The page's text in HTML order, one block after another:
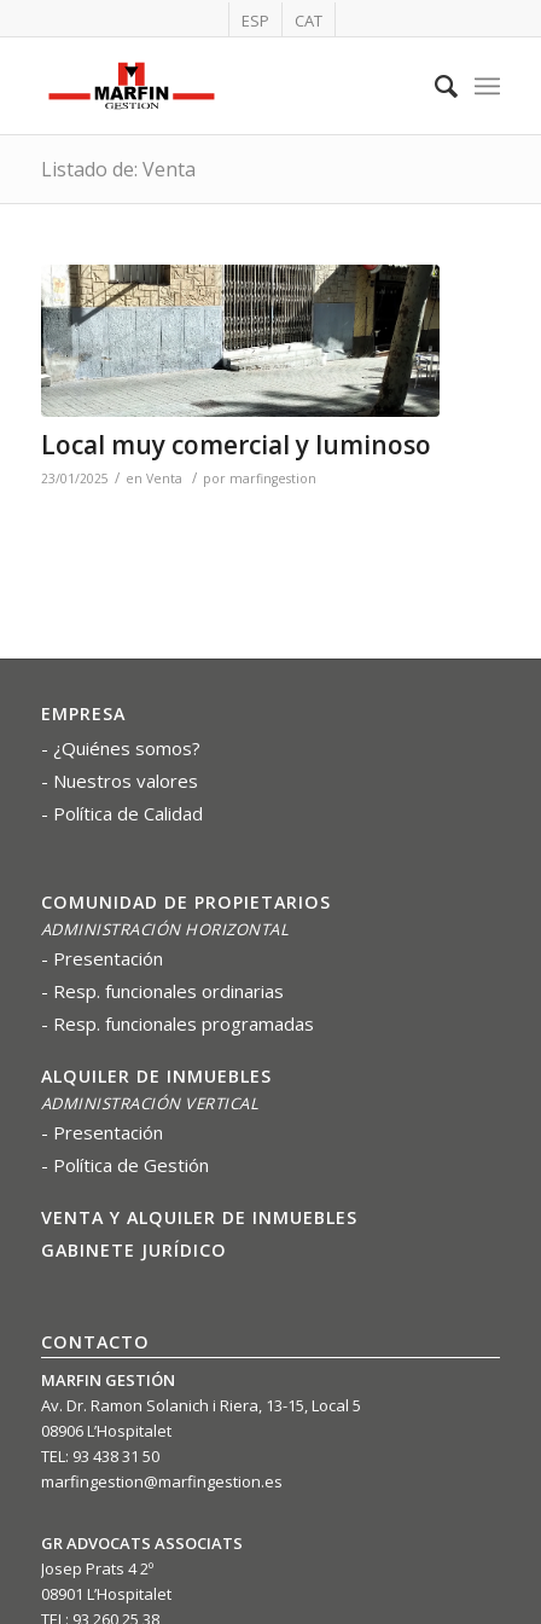
ESP CAT
Listado de: Venta
Local muy comercial y luminoso
23/01/2025 / en Venta / por marfingestion
EMPRESA
¿Quiénes somos?
Nuestros valores
Política de Calidad
COMUNIDAD DE PROPIETARIOS
ADMINISTRACIÓN HORIZONTAL
Presentación
Resp. funcionales ordinarias
Resp. funcionales programadas
ALQUILER DE INMUEBLES
ADMINISTRACIÓN VERTICAL
Presentación
Política de Gestión
VENTA Y ALQUILER DE INMUEBLES
GABINETE JURÍDICO
CONTACTO
MARFIN GESTIÓN
Av. Dr. Ramon Solanich i Riera, 13-15, Local 5
08906 L’Hospitalet
TEL: 93 438 31 50
marfingestion@marfingestion.es
GR ADVOCATS ASSOCIATS
Josep Prats 4 2º
08901 L’Hospitalet
TEL: 93 260 25 38